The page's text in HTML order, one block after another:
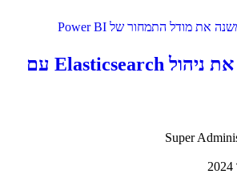
Elastic מפשטת את ניהול Elasticsearch עם
Super